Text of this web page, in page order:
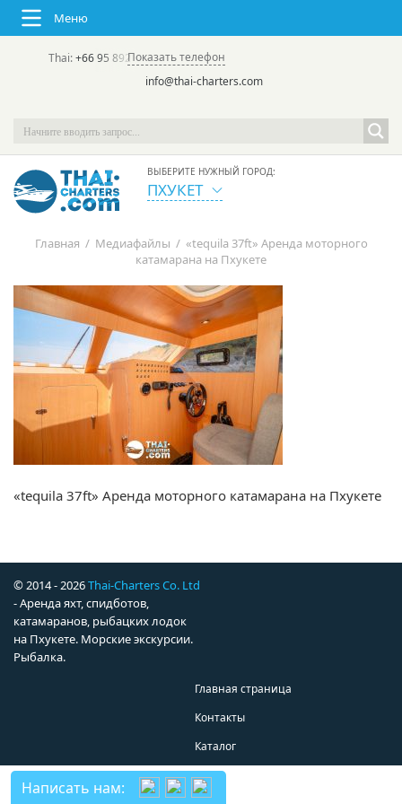
Меню
Thai:+66 95 892 7646(rus/eng) | в России:
Показать телефон
info@thai-charters.com
ВЫБЕРИТЕ НУЖНЫЙ ГОРОД:
ПХУКЕТ
Главная / Медиафайлы / «tequila 37ft» Аренда моторного
катамарана на Пхукете
«tequila 37ft» Аренда моторного катамарана на Пхукете
© 2014 - 2026Thai-Charters Co. Ltd
- Аренда яхт, спидботов,
катамаранов, рыбацких лодок
на Пхукете. Морские экскурсии.
Рыбалка.
Главная страница
Контакты
Каталог
Написать нам: